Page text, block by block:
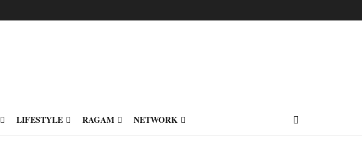
LIFESTYLE RAGAM NETWORK